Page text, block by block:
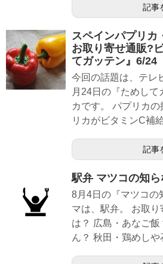
記事
スペインパプリカ
お取り寄せ通販?
てガッテン』6/24
今回の話題は、テレ
月24日の『ためして
カです。 パプリカ
リカがビタミンC補
記事
駅弁 マツコの知
8月4日の『マツコの
マは、駅弁。 お取
は？ 広島・あなご
ん？ 秋田・鶏めし